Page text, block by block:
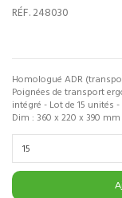
RÉF. 248030
Homologué ADR
Poignées de transport
intégré - Lot de 15 unités
Dim : 360 x 220 x 390 mm